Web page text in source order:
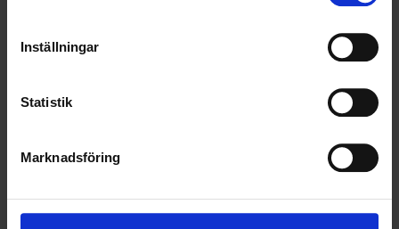
Inställningar
Statistik
Marknadsföring